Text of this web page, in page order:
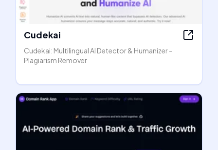
Cudekai
Cudekai: Multilingual AI Detector & Humanizer -
Plagiarism Remover